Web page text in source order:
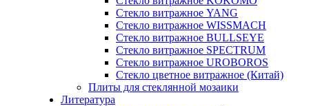
Стекло витражное YANG
Стекло витражное WISSMACH
Стекло витражное BULLSEYE
Стекло витражное SPECTRUM
Стекло витражное UROBOROS
Стекло цветное витражное (Китай)
Плиты для стеклянной мозаики
Литература